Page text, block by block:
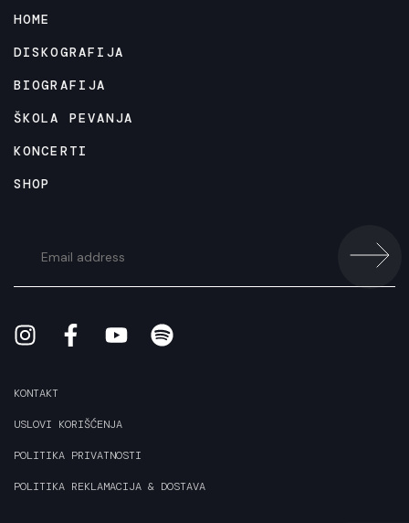
HOME
DISKOGRAFIJA
BIOGRAFIJA
ŠKOLA PEVANJA
KONCERTI
SHOP
KONTAKT
USLOVI KORIŠĆENJA
POLITIKA PRIVATNOSTI
POLITIKA REKLAMACIJA & DOSTAVA